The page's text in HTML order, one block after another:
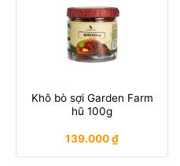
Khô bò sợi Garden Farm
hũ 100g
139.000₫